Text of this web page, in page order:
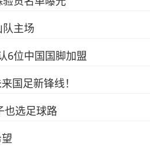
主场
6位中国国脚加盟
国足新锋线！
也选足球路